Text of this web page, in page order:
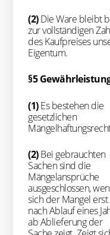
(2)Die Ware bleibt
zur vollständigen
des Kaufpreises
Eigentum.
§5
(1)Es bestehen die
gesetzlichen
(2)Bei gebrauchten
Sachen sind die
Mängelansprüche
ausgeschlossen,
sich der Mangel erst
nach Ablauf eines
ab Ablieferung der